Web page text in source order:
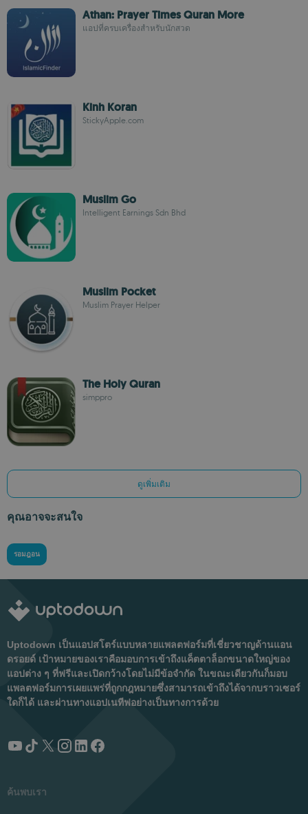
Athan: Prayer Times Quran More
แอปที่ครบเครื่องสำหรับนักสวด
Kinh Koran
StickyApple.com
Muslim Go
Intelligent Earnings Sdn Bhd
Muslim Pocket
Muslim Prayer Helper
The Holy Quran
simppro
ดูเพิ่มเติม
คุณอาจจะสนใจ
รอมฎอน
Uptodown เป็นแอปสโตร์แบบหลายแพลตฟอร์มที่เชี่ยวชาญด้านแอน
ดรอยด์ เป้าหมายของเราคือมอบการเข้าถึงแค็ตตาล็อกขนาดใหญ่ของ
แอปต่าง ๆ ที่ฟรีและเปิดกว้างโดยไม่มีข้อจำกัด ในขณะเดียวกันก็มอบ
แพลตฟอร์มการเผยแพร่ที่ถูกกฎหมายซึ่งสามารถเข้าถึงได้จากบราวเซอร์
ใดก็ได้ และผ่านทางแอปเนทีฟอย่างเป็นทางการด้วย
ค้นพบเรา